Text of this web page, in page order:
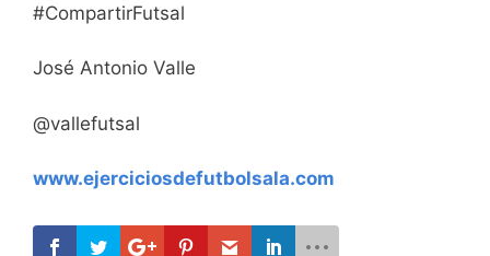
#CompartirFutsal
José Antonio Valle
@vallefutsal
www.ejerciciosdefutbolsala.com